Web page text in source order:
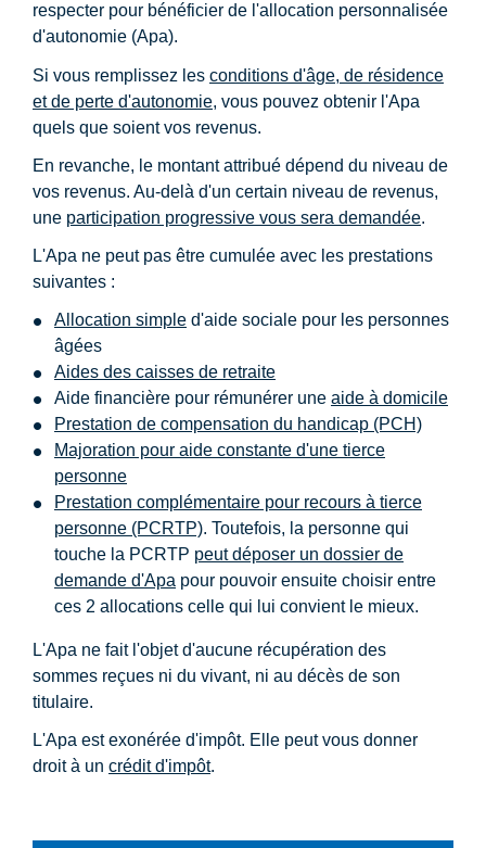
respecter pour bénéficier de l'allocation personnalisée
d'autonomie (Apa).
Si vous remplissez les conditions d'âge, de résidence
et de perte d'autonomie, vous pouvez obtenir l'Apa
quels que soient vos revenus.
En revanche, le montant attribué dépend du niveau de
vos revenus. Au-delà d'un certain niveau de revenus,
une participation progressive vous sera demandée.
L'Apa ne peut pas être cumulée avec les prestations
suivantes :
Allocation simple d'aide sociale pour les personnes
âgées
Aides des caisses de retraite
Aide financière pour rémunérer une aide à domicile
Prestation de compensation du handicap (PCH)
Majoration pour aide constante d'une tierce
personne
Prestation complémentaire pour recours à tierce
personne (PCRTP). Toutefois, la personne qui
touche la PCRTP peut déposer un dossier de
demande d'Apa pour pouvoir ensuite choisir entre
ces 2 allocations celle qui lui convient le mieux.
L'Apa ne fait l'objet d'aucune récupération des
sommes reçues ni du vivant, ni au décès de son
titulaire.
L'Apa est exonérée d'impôt. Elle peut vous donner
droit à un crédit d'impôt.